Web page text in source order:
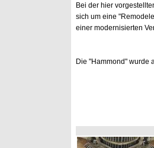
Bei der hier
sich um eine
einer modernisierten
Die "Hammond" wurde